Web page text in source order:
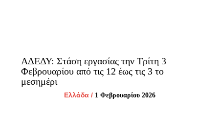
ΑΔΕΔΥ: Στάση εργασίας την Τρίτη 3
Φεβρουαρίου από τις 12 έως τις 3 το
μεσημέρι
Ελλάδα/ 1 Φεβρουαρίου 2026